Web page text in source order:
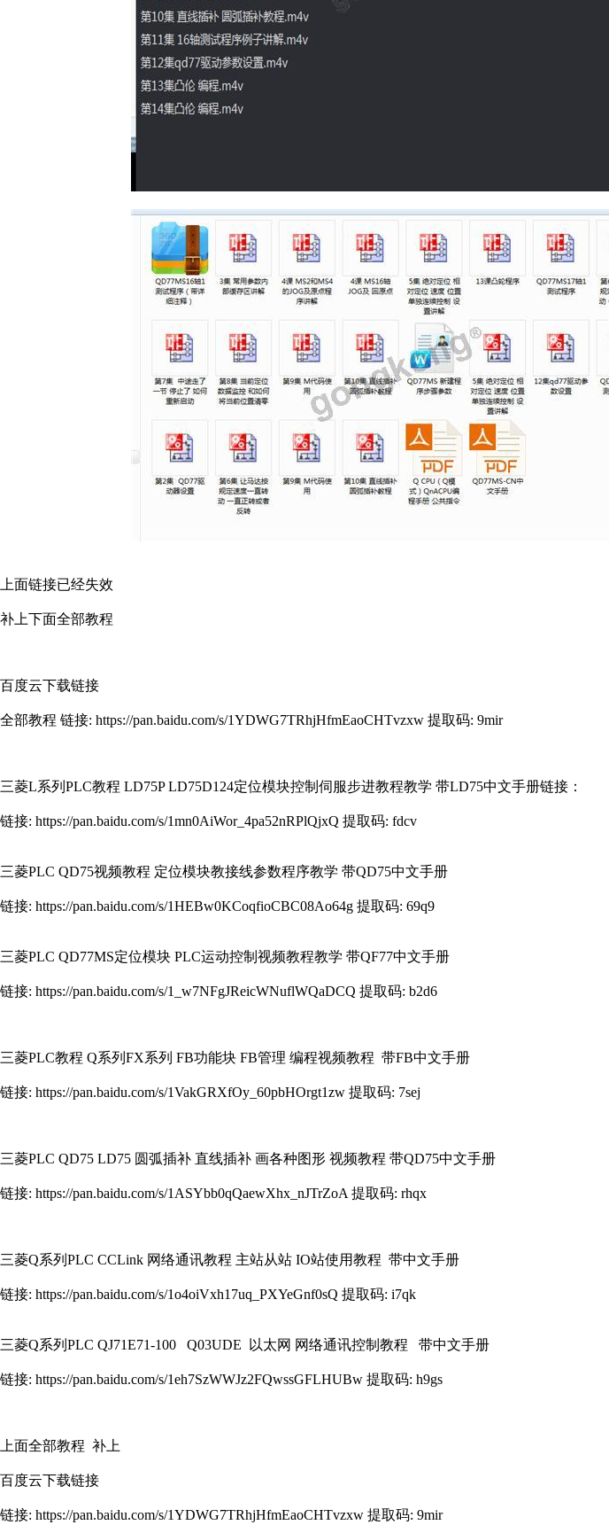
上面链接已经失效
补上下面全部教程
百度云下载链接
全部教程 链接: https://pan.baidu.com/s/1YDWG7TRhjHfmEaoCHTvzxw 提取码: 9mir
三菱L系列PLC教程 LD75P LD75D124定位模块控制伺服步进教程教学 带LD75中文手册链接：
链接: https://pan.baidu.com/s/1mn0AiWor_4pa52nRPlQjxQ 提取码: fdcv
三菱PLC QD75视频教程 定位模块教接线参数程序教学 带QD75中文手册
链接: https://pan.baidu.com/s/1HEBw0KCoqfioCBC08Ao64g 提取码: 69q9
三菱PLC QD77MS定位模块 PLC运动控制视频教程教学 带QF77中文手册
链接: https://pan.baidu.com/s/1_w7NFgJReicWNuflWQaDCQ 提取码: b2d6
三菱PLC教程 Q系列FX系列 FB功能块 FB管理 编程视频教程 带FB中文手册
链接: https://pan.baidu.com/s/1VakGRXfOy_60pbHOrgt1zw 提取码: 7sej
三菱PLC QD75 LD75 圆弧插补 直线插补 画各种图形 视频教程 带QD75中文手册
链接: https://pan.baidu.com/s/1ASYbb0qQaewXhx_nJTrZoA 提取码: rhqx
三菱Q系列PLC CCLink 网络通讯教程 主站从站 IO站使用教程 带中文手册
链接: https://pan.baidu.com/s/1o4oiVxh17uq_PXYeGnf0sQ 提取码: i7qk
三菱Q系列PLC QJ71E71-100 Q03UDE 以太网 网络通讯控制教程 带中文手册
链接: https://pan.baidu.com/s/1eh7SzWWJz2FQwssGFLHUBw 提取码: h9gs
上面全部教程 补上
百度云下载链接
链接: https://pan.baidu.com/s/1YDWG7TRhjHfmEaoCHTvzxw 提取码: 9mir